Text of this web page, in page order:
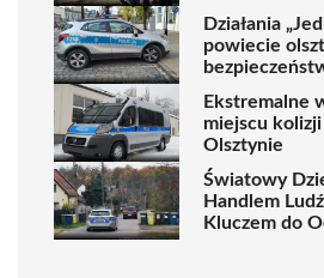
Działania
powiecie
Ekstremalne
miejscu
Olsztynie
Światowy
Handlem
Kluczem do